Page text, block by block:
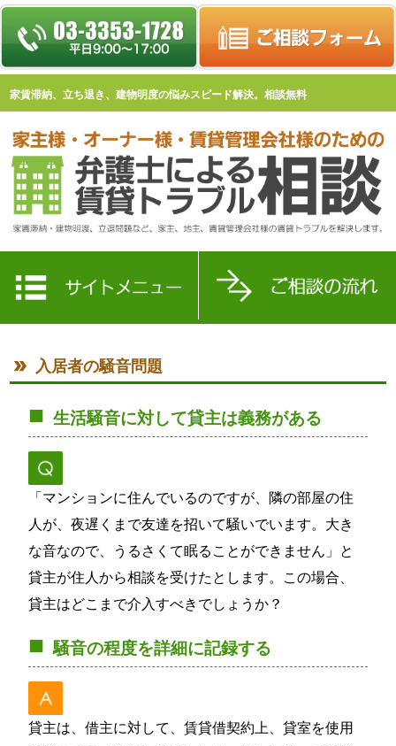
家賃滞納、立ち退き、建物明度の悩みスピード解決。相談無料
入居者の騒音問題
生活騒音に対して貸主は義務がある
「マンションに住んでいるのですが、隣の部屋の住
人が、夜遅くまで友達を招いて騒いでいます。大き
な音なので、うるさくて眠ることができません」と
貸主が住人から相談を受けたとします。この場合、
貸主はどこまで介入すべきでしょうか？
騒音の程度を詳細に記録する
貸主は、借主に対して、賃貸借契約上、貸室を使用